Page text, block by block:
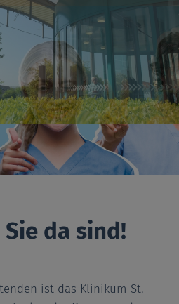
da sind!
ist das Klinikum St.